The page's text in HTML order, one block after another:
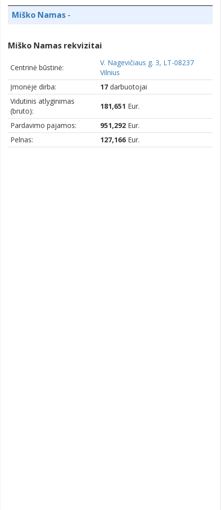
Miško Namas -
Miško Namas rekvizitai
Centrinė būstinė:
V. Nagevičiaus g. 3, LT-08237
Vilnius
Įmonėje dirba:
17 darbuotojai
Vidutinis atlyginimas
(bruto):
181,651 Eur.
Pardavimo pajamos: 951,292 Eur.
Pelnas:
127,166 Eur.